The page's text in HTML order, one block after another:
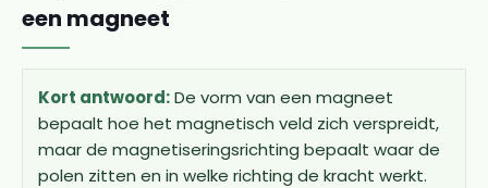
een magneet
Kort antwoord:De vorm van een magneet
bepaalt hoe het magnetisch veld zich verspreidt,
maar de magnetiseringsrichting bepaalt waar de
polen zitten en in welke richting de kracht werkt.